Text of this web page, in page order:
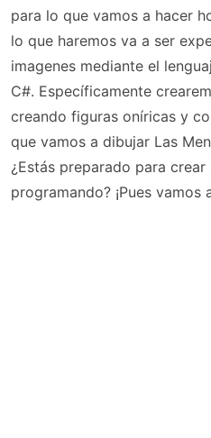
para lo que vamos a hacer
lo que haremos va a ser
imagenes mediante el
C#. Específicamente
creando figuras oníricas y
que vamos a dibujar Las
¿Estás preparado para
programando? ¡Pues vamos